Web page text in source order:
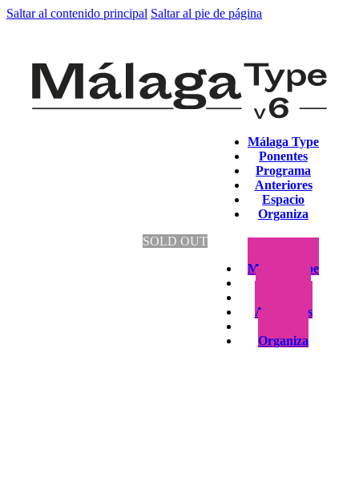
Saltar al contenido principal Saltar al pie de página
Málaga Type
Ponentes
Programa
Anteriores
Espacio
Organiza
Málaga Type
Anteriores
Organiza
SOLD OUT